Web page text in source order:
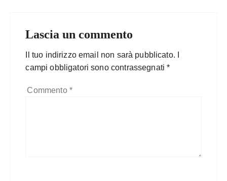
Lascia un commento
Il tuo indirizzo email non sarà pubblicato.
campi obbligatori sono contrassegnati*
Commento *